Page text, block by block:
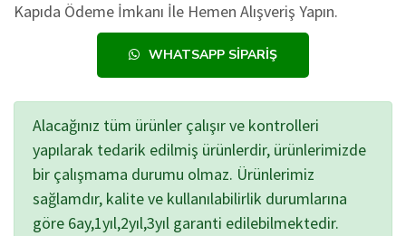
Kapıda Ödeme İmkanı İle Hemen Alışveriş Yapın.
WHATSAPP SIPARIŞ
Alacağınız tüm ürünler çalışır ve kontrolleri
yapılarak tedarik edilmiş ürünlerdir, ürünlerimizde
bir çalışmama durumu olmaz. Ürünlerimiz
sağlamdır, kalite ve kullanılabilirlik durumlarına
göre 6ay,1yıl,2yıl,3yıl garanti edilebilmektedir.